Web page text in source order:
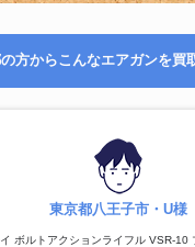
方からこんなエアガンを買
東京都八王子市・U様
ボルトアクションライフル VSR-10